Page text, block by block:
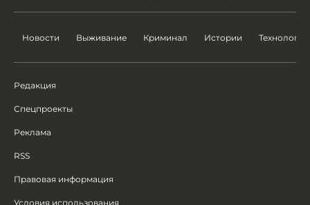
Новости Выживание Криминал Истории Технологии
Редакция
Спецпроекты
Реклама
RSS
Правовая информация
Условия использования